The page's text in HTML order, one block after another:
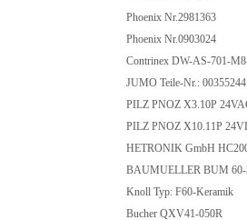
Phoenix Nr.2981363
Phoenix Nr.0903024
Contrinex DW-AS-701-
JUMO Teile-Nr.:
PILZ PNOZ X3.10P
PILZ PNOZ X10.11P
HETRONIK GmbH
BAUMUELLER BUM
Knoll Typ: F60-Keramik
Bucher QXV41-050R